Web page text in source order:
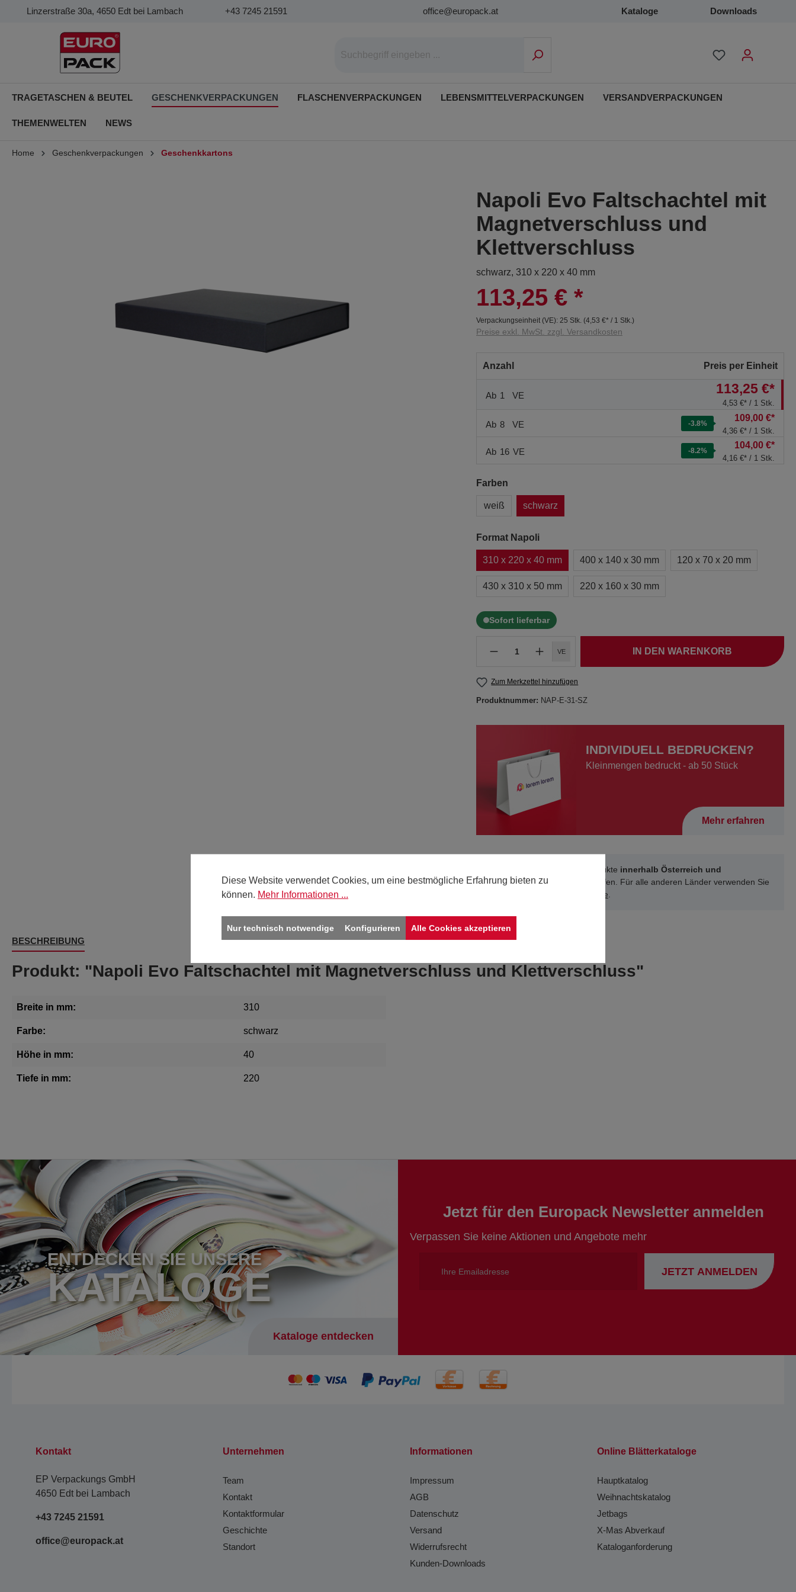
Linzerstraße 30a, 4650 Edt bei Lambach +43 7245 21591 office@europack.at Kataloge Downloads
TRAGETASCHEN & BEUTEL GESCHENKVERPACKUNGEN FLASCHENVERPACKUNGEN LEBENSMITTELVERPACKUNGEN VERSANDVERPACKUNGEN
THEMENWELTEN NEWS
Home Geschenkverpackungen Geschenkkartons
Napoli Evo Faltschachtel mit
Magnetverschluss und
Klettverschluss
schwarz, 310 x 220 x 40 mm
113,25 € *
Verpackungseinheit (VE): 25 Stk. (4,53 €* / 1 Stk.)
Preise exkl. MwSt. zzgl. Versandkosten
Anzahl Preis per Einheit
Ab 1 VE 113,25 €*
4,53 €* / 1 Stk.
Ab 8 VE -3.8%
109,00 €*
4,36 €* / 1 Stk.
Ab 16 VE -8.2%
104,00 €*
4,16 €* / 1 Stk.
Farben
weiß schwarz
Format Napoli
310 x 220 x 40 mm 400 x 140 x 30 mm 120 x 70 x 20 mm
430 x 310 x 50 mm 220 x 160 x 30 mm
Sofort lieferbar
VE IN DEN WARENKORB
Zum Merkzettel hinzufügen
Produktnummer: NAP-E-31-SZ
INDIVIDUELL BEDRUCKEN?
Kleinmengen bedruckt - ab 50 Stück
Mehr erfahren
Sie können unsere Produkte innerhalb Österreich und
Deutschland
online kaufen. Für alle anderen Länder verwenden Sie
Kontakt-Seite.
BESCHREIBUNG
Produkt: "Napoli Evo Faltschachtel mit Magnetverschluss und Klettverschluss"
Breite in mm: 310
Farbe: schwarz
Höhe in mm: 40
Tiefe in mm: 220
ENTDECKEN SIE UNSERE
KATALOGE
Kataloge entdecken
Jetzt für den Europack Newsletter anmelden
Verpassen Sie keine Aktionen und Angebote mehr
JETZT ANMELDEN
Kontakt
EP Verpackungs GmbH
4650 Edt bei Lambach
+43 7245 21591
office@europack.at
Unternehmen
Team
Kontakt
Kontaktformular
Geschichte
Standort
Informationen
Impressum
AGB
Datenschutz
Versand
Widerrufsrecht
Kunden-Downloads
Online Blätterkataloge
Hauptkatalog
Weihnachtskatalog
Jetbags
X-Mas Abverkauf
Kataloganforderung
Diese Website verwendet Cookies, um eine bestmögliche Erfahrung bieten zu
können. Mehr Informationen ...
Nur technisch notwendige Konfigurieren Alle Cookies akzeptieren